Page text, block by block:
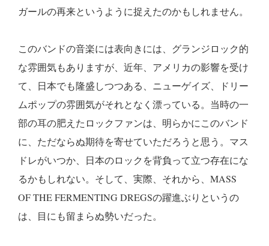
ガールの再来というように捉えたのかもしれません。
このバンドの音楽には表向きには、グランジロック的
な雰囲気もありますが、近年、アメリカの影響を受け
て、日本でも隆盛しつつある、ニューゲイズ、ドリー
ムポップの雰囲気がそれとなく漂っている。当時の一
部の耳の肥えたロックファンは、明らかにこのバンド
に、ただならぬ期待を寄せていただろうと思う。マス
ドレがいつか、日本のロックを背負って立つ存在にな
るかもしれない。そして、実際、それから、MASS
OF THE FERMENTING DREGSの躍進ぶりというの
は、目にも留まらぬ勢いだった。